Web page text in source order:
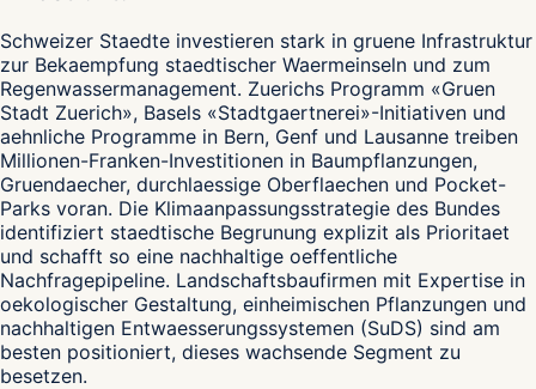
Schweizer Staedte investieren stark in gruene Infrastruktur
zur Bekaempfung staedtischer Waermeinseln und zum
Regenwassermanagement. Zuerichs Programm «Gruen
Stadt Zuerich», Basels «Stadtgaertnerei»-Initiativen und
aehnliche Programme in Bern, Genf und Lausanne treiben
Millionen-Franken-Investitionen in Baumpflanzungen,
Gruendaecher, durchlaessige Oberflaechen und Pocket-
Parks voran. Die Klimaanpassungsstrategie des Bundes
identifiziert staedtische Begrunung explizit als Prioritaet
und schafft so eine nachhaltige oeffentliche
Nachfragepipeline. Landschaftsbaufirmen mit Expertise in
oekologischer Gestaltung, einheimischen Pflanzungen und
nachhaltigen Entwaesserungssystemen (SuDS) sind am
besten positioniert, dieses wachsende Segment zu
besetzen.